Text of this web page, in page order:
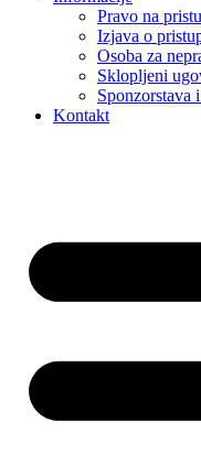
Pravo na
Izjava o
Osoba za
Sklopljeni
Sponzorstava
Kontakt